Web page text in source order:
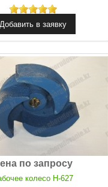
по запросу
колесо Н-627